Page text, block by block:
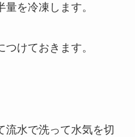
を冷凍します。
けておきます。
水で洗って水気を切